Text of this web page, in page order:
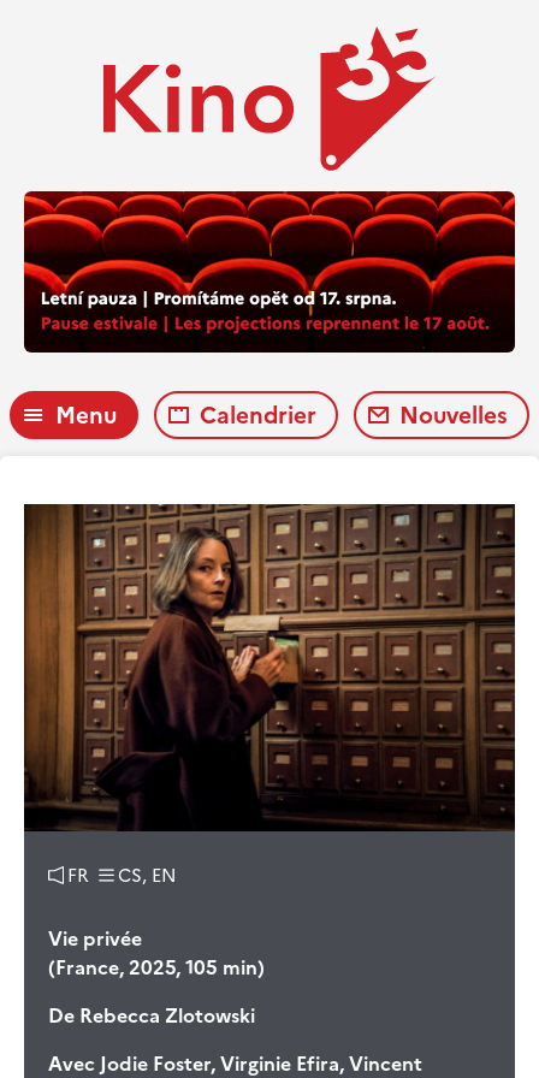
Menu Calendrier Nouvelles
FR CS, EN
Vie privée
(France, 2025, 105 min)
De Rebecca Zlotowski
Avec Jodie Foster, Virginie Efira, Vincent